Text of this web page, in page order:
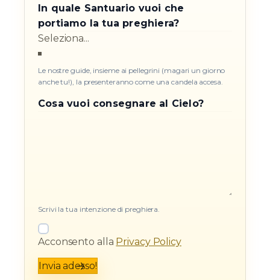
In quale Santuario vuoi che
portiamo la tua preghiera?
Le nostre guide, insieme ai pellegrini (magari un giorno
anche tu!), la presenteranno come una candela accesa.
Cosa vuoi consegnare al Cielo?
Scrivi la tua intenzione di preghiera.
Acconsento alla Privacy Policy
Invia adesso!